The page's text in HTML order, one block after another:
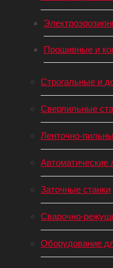
Прошивные и
Строгальные и
Сверлильные
Ленточно-
Автоматические
Заточные станки
Сварочно-
Оборудование